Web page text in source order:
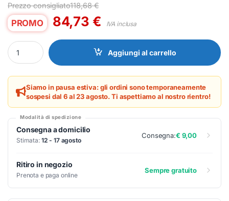
Prezzo consigliato118,68€
PROMO 84,73 € IVA inclusa
Monitor Acer KA242YP6BI 23.8" IPS Full HD per Ufficio quantity
Aggiungi al carrello
Siamo in pausa estiva: gli ordini sono temporaneamente
sospesi dal 6 al 23 agosto. Ti aspettiamo al nostro rientro!
Modalità di spedizione
Consegna a domicilio
Stimata: 12 - 17 agosto
Consegna:€ 9,00
Ritiro in negozio
Prenota e paga online
Sempre gratuito